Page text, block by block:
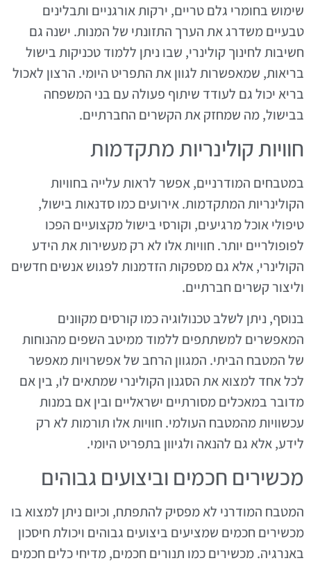
שימוש בחומרי גלם טריים, ירקות אורגניים ותבלינים
טבעיים משדרג את הערך התזונתי של המנות. ישנה גם
חשיבות לחינוך קולינרי, שבו ניתן ללמוד טכניקות בישול
בריאות, שמאפשרות לגוון את התפריט היומי. הרצון לאכול
בריא יכול גם לעודד שיתוף פעולה עם בני המשפחה
בבישול, מה שמחזק את הקשרים החברתיים.
חוויות קולינריות מתקדמות
במטבחים המודרניים, אפשר לראות עלייה בחוויות
הקולינריות המתקדמות. אירועים כמו סדנאות בישול,
טיפולי אוכל מרגיעים, וקורסי בישול מקצועיים הפכו
לפופולריים יותר. חוויות אלו לא רק מעשירות את הידע
הקולינרי, אלא גם מספקות הזדמנות לפגוש אנשים חדשים
וליצור קשרים חברתיים.
בנוסף, ניתן לשלב טכנולוגיה כמו קורסים מקוונים
המאפשרים למשתתפים ללמוד ממיטב השפים מהנוחות
של המטבח הביתי. המגוון הרחב של אפשרויות מאפשר
לכל אחד למצוא את הסגנון הקולינרי שמתאים לו, בין אם
מדובר במאכלים מסורתיים ישראליים ובין אם במנות
עכשוויות מהמטבח העולמי. חוויות אלו תורמות לא רק
לידע, אלא גם להנאה ולגיוון בתפריט היומי.
מכשירים חכמים וביצועים גבוהים
המטבח המודרני לא מפסיק להתפתח, וכיום ניתן למצוא בו
מכשירים חכמים שמציעים ביצועים גבוהים ויכולת חיסכון
באנרגיה. מכשירים כמו תנורים חכמים, מדיחי כלים חכמים